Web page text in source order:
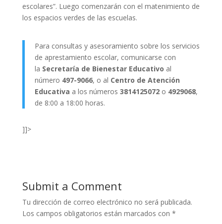
escolares”. Luego comenzarán con el matenimiento de
los espacios verdes de las escuelas.
Para consultas y asesoramiento sobre los servicios
de aprestamiento escolar, comunicarse con
la Secretaría de Bienestar Educativo al
número 497-9066, o al Centro de Atención
Educativa a los números 3814125072o 4929068,
de 8:00 a 18:00 horas.
]]>
Submit a Comment
Tu dirección de correo electrónico no será publicada.
Los campos obligatorios están marcados con *